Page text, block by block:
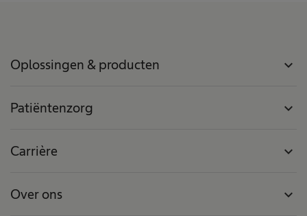
Oplossingen & producten expand_more
Patiëntenzorg expand_more
Carrière expand_more
Over ons expand_more